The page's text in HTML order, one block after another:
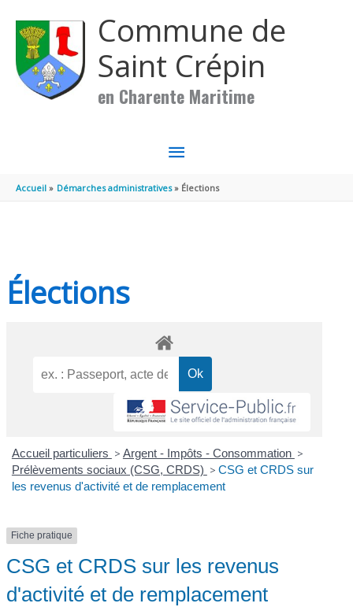
Commune de
Saint Crépin
en Charente Maritime
MENU
PRINCIPAL
Accueil Démarches administratives Élections
Élections
Accueil particuliers > Argent - Impôts - Consommation >
Prélèvements sociaux (CSG, CRDS) > CSG et CRDS sur
les revenus d'activité et de remplacement
Fiche pratique
CSG et CRDS sur les revenus
d'activité et de remplacement